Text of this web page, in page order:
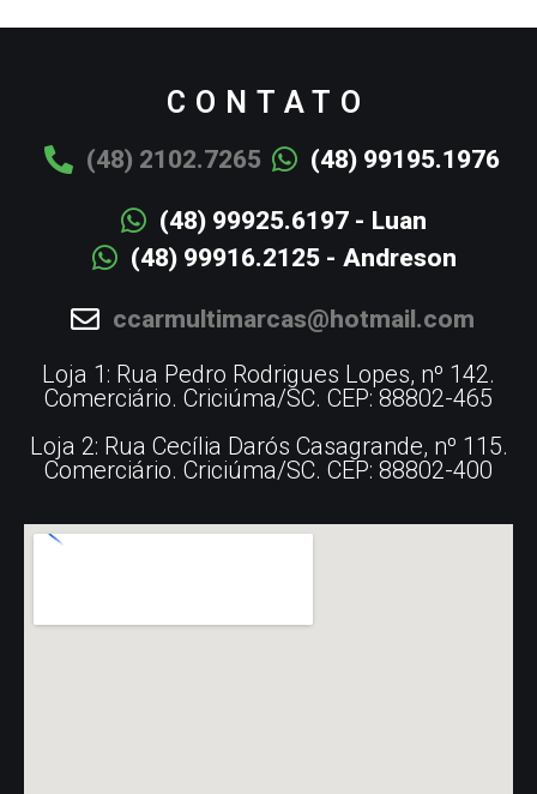
CONTATO
(48) 2102.7265 (48) 99195.1976
(48) 99925.6197 - Luan
(48) 99916.2125 - Andreson
ccarmultimarcas@hotmail.com
Loja 1: Rua Pedro Rodrigues Lopes, nº 142.
Comerciário. Criciúma/SC. CEP: 88802-465
Loja 2: Rua Cecília Darós Casagrande, nº 115.
Comerciário. Criciúma/SC. CEP: 88802-400